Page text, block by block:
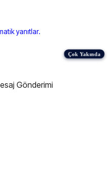
yanıtlar.
Gönderimi